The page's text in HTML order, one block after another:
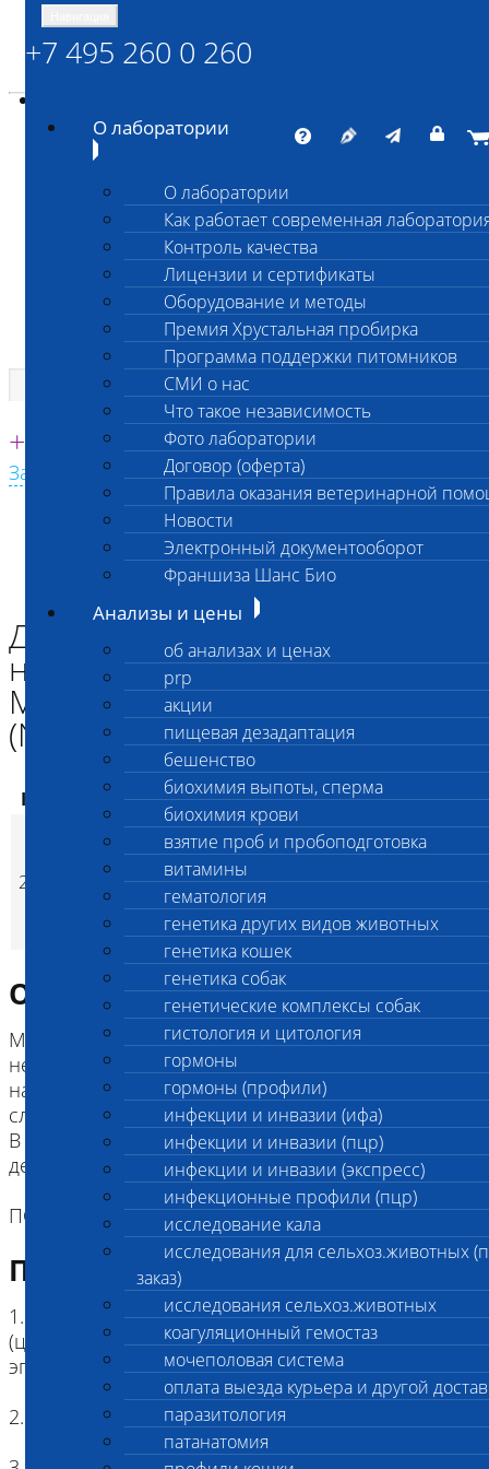
ШАНС БИО
Независимая ветеринарная лаборатория
Единая круглосуточная справочная
+7 495 260 0 260
Заказать звонок с сайта
+7 495 260 0 260
О лаборатории
О лаборатории
Как работает современная
Контроль качества
Лицензии и сертификаты
Оборудование и методы
Премия Хрустальная пробирка
Программа поддержки питомников
СМИ о нас
Что такое независимость
Фото лаборатории
Договор (оферта)
Правила оказания ветеринарной
Новости
Электронный документооборот
Франшиза Шанс Био
Анализы и цены
об анализах и ценах
prp
акции
пищевая дезадаптация
бешенство
биохимия выпоты, сперма
биохимия крови
взятие проб и пробоподготовка
витамины
гематология
генетика других видов животных
генетика кошек
генетика собак
генетические комплексы собак
гистология и цитология
гормоны
гормоны (профили)
инфекции и инвазии (ифа)
инфекции и инвазии (пцр)
инфекции и инвазии (экспресс)
инфекционные профили (пцр)
исследование кала
исследования для сельхоз.животных
заказ)
исследования сельхоз.животных
коагуляционный гемостаз
мочеполовая система
оплата выезда курьера и другой
паразитология
патанатомия
Главная страница
Анализы и цены
ГЕНЕТИКА СОБАК
Дегенерация коры мозжечка новорожденных / Мозжечковая
Дегенерация коры мозжечка
новорожденных /
Мозжечковая абиотрофия
(NCCD V)
Код Наименование услуг Цена, руб.
2507
Дегенерация коры
мозжечка
новорожденных /
Мозжечковая
абиотрофия (NCCD V)
3 200p (Время
Описание исследования
Мозжечковая абиотрофия –
нейродегенеративное заболевание, связанное с
нарушением функционирования мозжечка, и, как
следствие, моторики.
В процессе развития заболевания прогрессирует
дегенерация нейронов в коре мозжечка.
ПОРОДА: Венгерская выжла
Подготовка к исследованию
1. Кровь (2 мл) в пробирке с антикоагулянтом.
(цитрат натрия, К3ЭДТА, К2ЭДТА) , буккальный
эпителий
2. Копия родословной